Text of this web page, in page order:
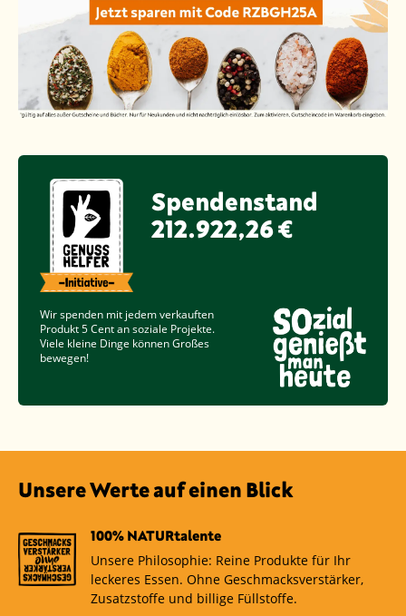
Spendenstand
212.922,26 €
Wir spenden mit jedem verkauften
Produkt5 Centan soziale Projekte.
Viele kleine Dinge können Großes
bewegen!
Unsere Werte auf einen Blick
100% NATURtalente
Unsere Philosophie: Reine Produkte für Ihr
leckeres Essen. Ohne Geschmacksverstärker,
Zusatzstoffe und billige Füllstoffe.